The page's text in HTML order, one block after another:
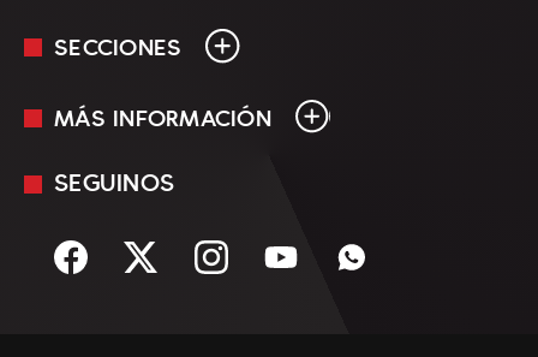
SECCIONES
En Vivo
Sociedad
MÁS INFORMACIÓN
Mediakit
Términos y condiciones
SEGUINOS